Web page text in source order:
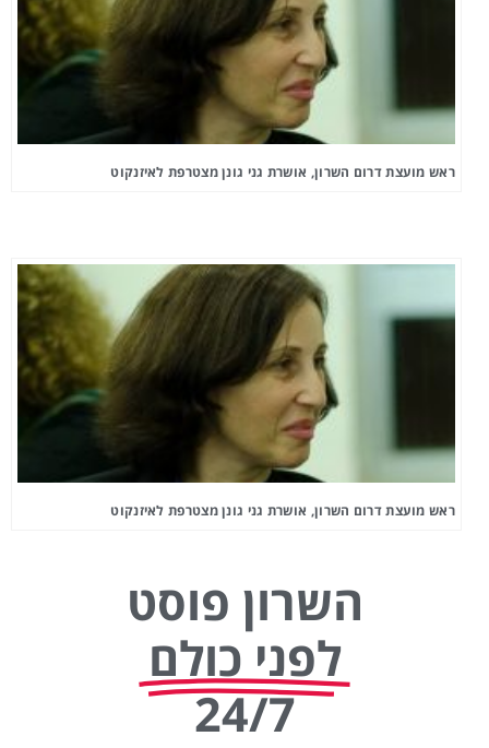
ראש מועצת דרום השרון, אושרת גני גונן מצטרפת לאיזנקוט
ראש מועצת דרום השרון, אושרת גני גונן מצטרפת לאיזנקוט
השרון פוסט
לפני כולם
24/7